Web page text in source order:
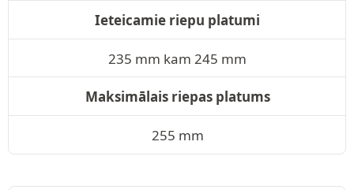
Ieteicamie riepu platumi
235 mm kam 245 mm
Maksimālais riepas platums
255 mm